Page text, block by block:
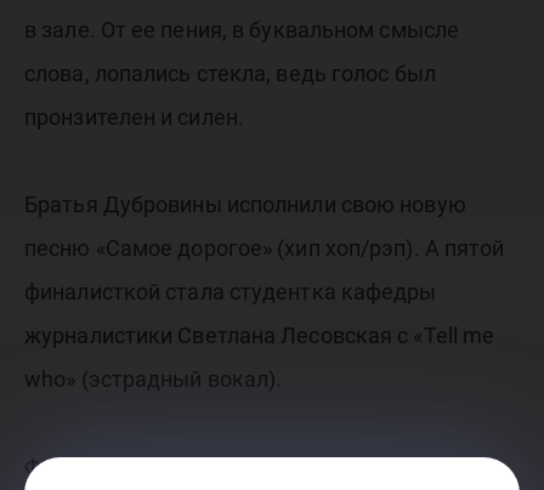
в зале. От ее пения, в буквальном смысле
слова, лопались стекла, ведь голос был
пронзителен и силен.
Братья Дубровины исполнили свою новую
песню «Самое дорогое» (хип хоп/рэп). А пятой
финалисткой стала студентка кафедры
журналистики Светлана Лесовская с «Tell me
who» (эстрадный вокал).
Финалисты готовы были пробовать себя в